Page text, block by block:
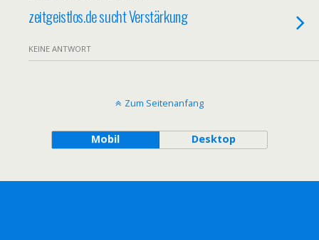
zeitgeistlos.de sucht Verstärkung
KEINE ANTWORT
Zum Seitenanfang
Mobil Desktop